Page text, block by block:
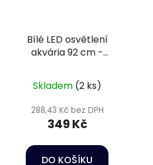
Bílé LED osvětlení
akvária 92 cm -
Skladem (2 ks)
288,43 Kč bez DPH
349 Kč
DO KOŠÍKU